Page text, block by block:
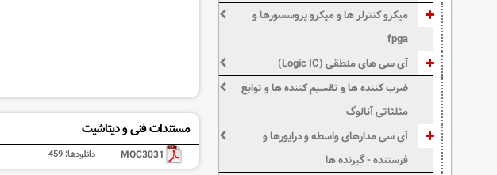
مستندات فنی و دیتاشیت
MOC3031 دانلودها:459
میکرو کنترلر ها و میکرو پروسسورها و
fpga
آی سی های منطقی (Logic IC)
ضرب کننده ها و تقسیم کننده ها و توابع
مثلثاتی آنالوگ
آی سی مدارهای واسطه و درایورها و
فرستنده - گیرنده ها